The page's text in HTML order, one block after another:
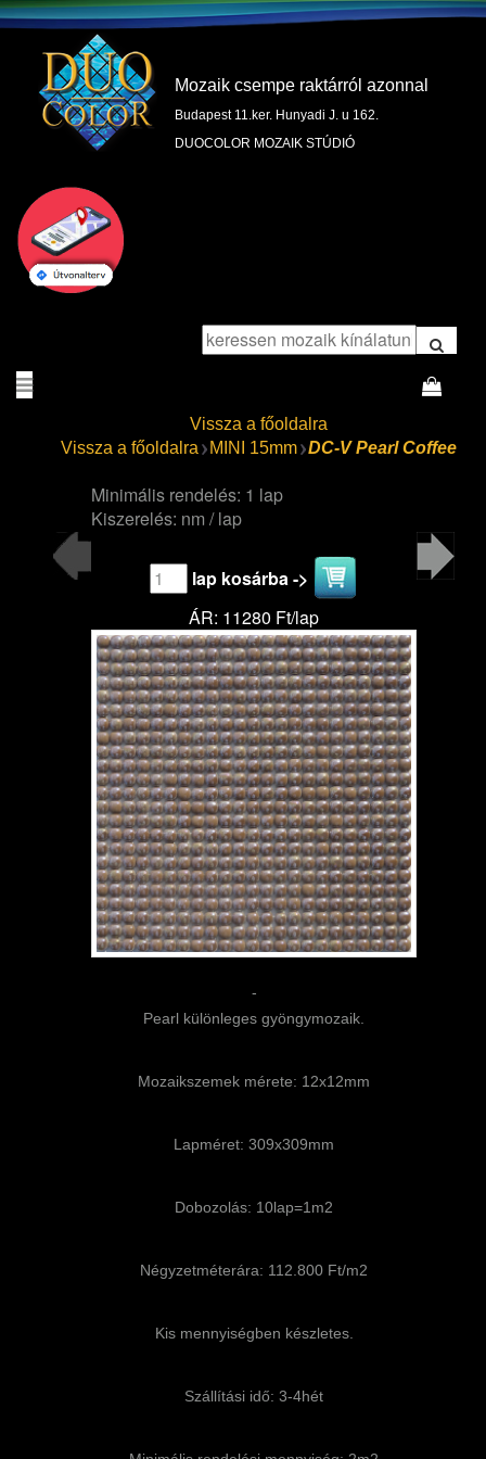
Mozaik csempe raktárról azonnal
Budapest 11.ker. Hunyadi J. u 162.
DUOCOLOR MOZAIK STÚDIÓ
Vissza a főoldalra
Vissza a főoldalra
MINI 15mm DC-V Pearl Coffee
Minimális rendelés: 1 lap
Kiszerelés: nm / lap
lap kosárba ->
ÁR: 11280 Ft/lap
-
Pearl különleges gyöngymozaik.
Mozaikszemek mérete: 12x12mm
Lapméret: 309x309mm
Dobozolás: 10lap=1m2
Négyzetméterára: 112.800 Ft/m2
Kis mennyiségben készletes.
Szállítási idő: 3-4hét